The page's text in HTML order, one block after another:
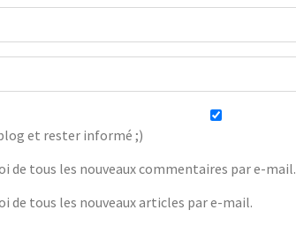
et rester informé ;)
de tous les nouveaux commentaires par e-mail.
de tous les nouveaux articles par e-mail.